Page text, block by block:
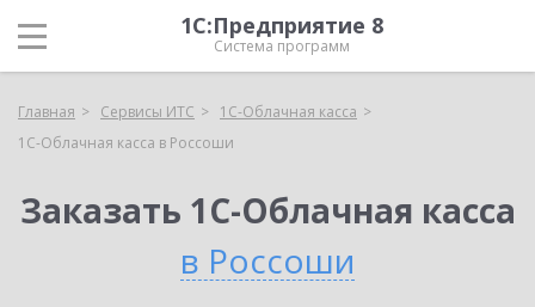
1С:Предприятие 8
Система программ
Главная Сервисы ИТС
1С-Облачная касса
1С-Облачная касса в Россоши
Заказать 1С-Облачная касса
в Россоши